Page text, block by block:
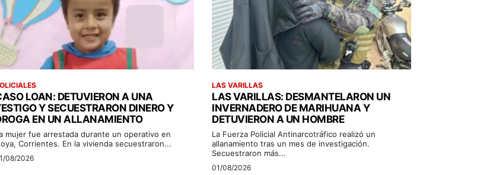
LOAN: DETUVIERON A UNA
Y SECUESTRARON DINERO Y
EN UN ALLANAMIENTO
mujer fue arrestada durante un operativo en
Corrientes. En la vivienda secuestraron...
08/2026
LAS VARILLAS
LAS VARILLAS: DESMANTELARON UN
INVERNADERO DE MARIHUANA Y
DETUVIERON A UN HOMBRE
La Fuerza Policial Antinarcotráfico realizó un
allanamiento tras un mes de investigación.
Secuestraron más...
01/08/2026